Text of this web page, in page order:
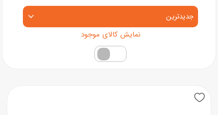
مرتب‌سازی محصولات